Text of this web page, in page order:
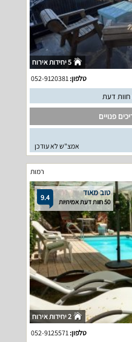
5 יחידות אירוח
טלפון:
דעת
פנויים
אמצ"ש לא עודכן
רמות
9.4 טוב מאוד
50 חוות דעת אמיתיות
2 יחידות אירוח
טלפון:052-9125571